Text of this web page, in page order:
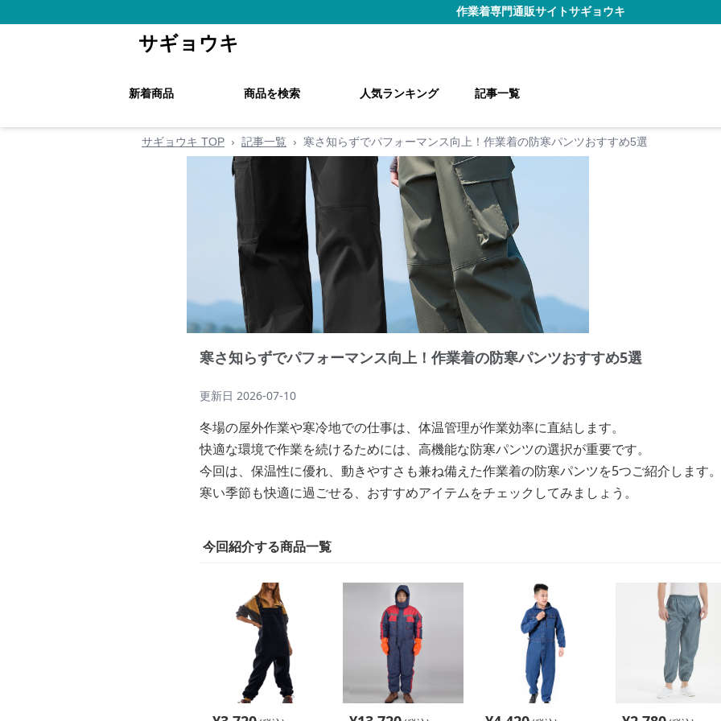
作業着専門通販サイトサギョウキ
サギョウキ
新着商品 商品を検索 人気ランキング 記事一覧
サギョウキ TOP › 記事一覧 › 寒さ知らずでパフォーマンス向上！作業着の防寒パンツおすすめ5選
寒さ知らずでパフォーマンス向上！作業着の防寒パンツおすすめ5選
更新日 2026-07-10
冬場の屋外作業や寒冷地での仕事は、体温管理が作業効率に直結します。
快適な環境で作業を続けるためには、高機能な防寒パンツの選択が重要です。
今回は、保温性に優れ、動きやすさも兼ね備えた作業着の防寒パンツを5つご紹介します。
寒い季節も快適に過ごせる、おすすめアイテムをチェックしてみましょう。
今回紹介する商品一覧